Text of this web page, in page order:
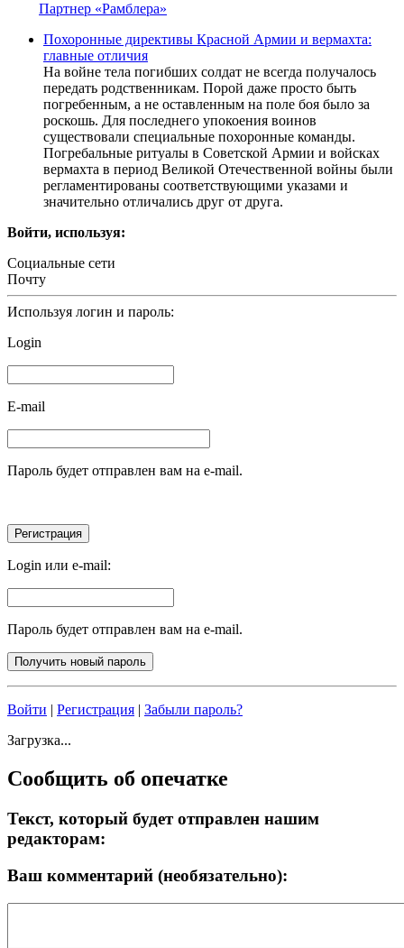
Партнер «Рамблера»
Похоронные директивы Красной Армии и вермахта:
главные отличия
На войне тела погибших солдат не всегда получалось
передать родственникам. Порой даже просто быть
погребенным, а не оставленным на поле боя было за
роскошь. Для последнего упокоения воинов
существовали специальные похоронные команды.
Погребальные ритуалы в Советской Армии и войсках
вермахта в период Великой Отечественной войны были
регламентированы соответствующими указами и
значительно отличались друг от друга.
Войти, используя:
Социальные сети
Почту
Используя логин и пароль:
Login
E-mail
Пароль будет отправлен вам на e-mail.
Login или e-mail:
Пароль будет отправлен вам на e-mail.
Войти | Регистрация | Забыли пароль?
Загрузка...
Сообщить об опечатке
Текст, который будет отправлен нашим
редакторам:
Ваш комментарий (необязательно):